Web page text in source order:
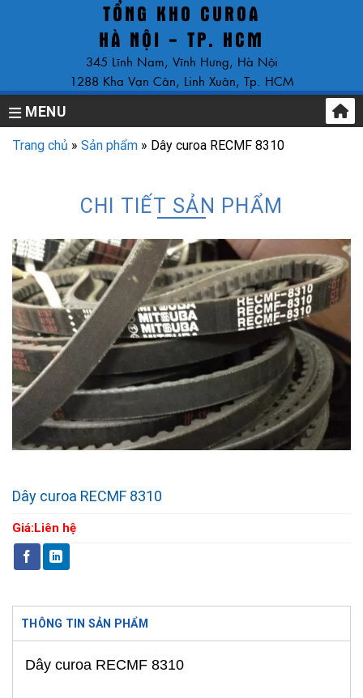
TỔNG KHO CUROA
HÀ NỘI - TP. HCM
345 Lĩnh Nam, Vĩnh Hưng, Hà Nội
1288 Kha Vạn Cân, Linh Xuân, Tp. HCM
MENU
Trang chủ » Sản phẩm » Dây curoa RECMF 8310
CHI TIẾT SẢN PHẨM
Dây curoa RECMF 8310
Giá: Liên hệ
THÔNG TIN SẢN PHẨM
Dây curoa RECMF 8310